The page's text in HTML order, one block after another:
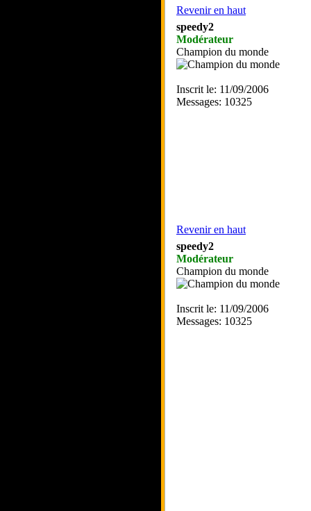
Revenir en haut
speedy2
Modérateur
Champion du monde
Inscrit le: 11/09/2006
Messages: 10325
Revenir en haut
speedy2
Modérateur
Champion du monde
Inscrit le: 11/09/2006
Messages: 10325